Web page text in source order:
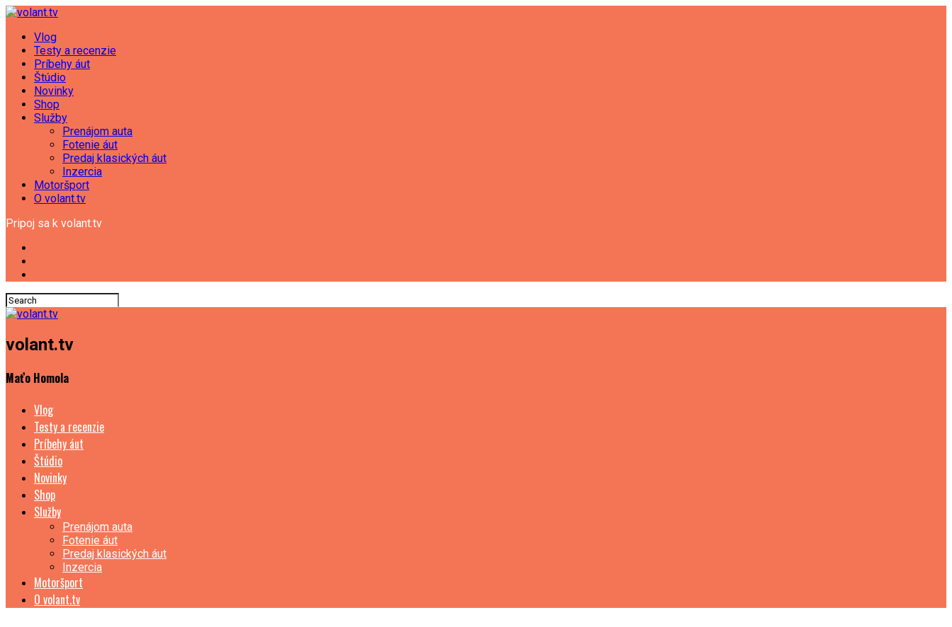
Vlog
Testy a recenzie
Príbehy áut
Štúdio
Novinky
Shop
Služby
Prenájom auta
Fotenie áut
Predaj klasických áut
Inzercia
Motoršport
O volant.tv
Pripoj sa k volant.tv
volant.tv
Maťo Homola
Vlog
Testy a recenzie
Príbehy áut
Štúdio
Novinky
Shop
Služby
Prenájom auta
Fotenie áut
Predaj klasických áut
Inzercia
Motoršport
O volant.tv